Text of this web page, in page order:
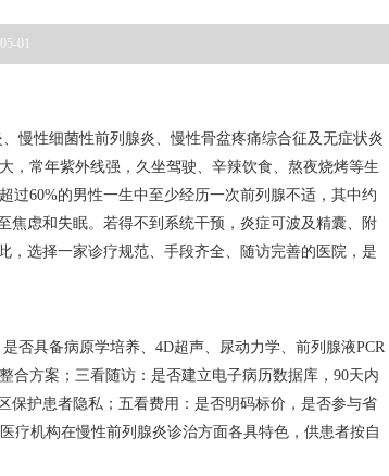
01
慢性细菌性前列腺炎、慢性骨盆疼痛综合征及无症状炎
，常年紫外线强，久坐驾驶、辛辣饮食、熬夜烧烤等生
60%的男性一生中至少经历一次前列腺不适，其中约
焦虑和失眠。若得不到系统干预，炎症可波及精囊、附
，选择一家诊疗规范、手段齐全、随访完善的医院，是
否具备病原学培养、4D超声、尿动力学、前列腺液PCR
合方案；三看随访：是否建立电子病历数据库，90天内
保护患者隐私；五看费用：是否明码标价，是否参与省
疗机构在慢性前列腺炎诊治方面各具特色，供患者按自